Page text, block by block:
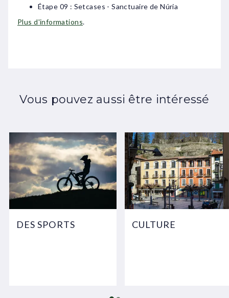
Étape 09 : Setcases - Sanctuaire de Núria
Plus d'informations.
Vous pouvez aussi être intéressé
DES SPORTS CULTURE